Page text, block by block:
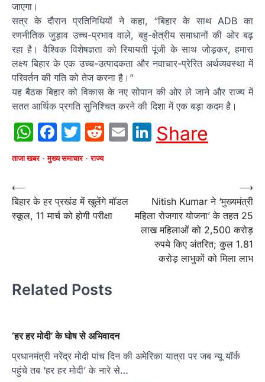
जाएगा।
सत्र के दौरान प्रतिनिधियों ने कहा, “बिहार के साथ ADB का
रणनीतिक जुड़ाव उच्च-प्रभाव वाले, बहु-क्षेत्रीय समाधानों की ओर बढ़
रहा है। वैश्विक विशेषज्ञता को रियायती पूंजी के साथ जोड़कर, हमारा
लक्ष्य बिहार के एक उच्च-उत्पादकता और नवाचार-प्रेरित अर्थव्यवस्था में
परिवर्तन की गति को तेज करना है।”
यह बैठक बिहार को विकास के नए सोपान की ओर ले जाने और राज्य में
सतत आर्थिक प्रगति सुनिश्चित करने की दिशा में एक बड़ा कदम है।
WhatsApp
Facebook
Twitter
Reddit
EmailLinkedIn
Share
ताजा खबर मुख्य समाचार राज्य
Post
navigation
⟵
बिहार के हर प्रखंड में खुलेंगे मॉडल
स्कूल, 11 मार्च को होगी परीक्षा
Nitish Kumar ने ‘मुख्यमंत्री
महिला रोजगार योजना’ के तहत 25
लाख महिलाओं को 2,500 करोड़
रुपये किए अंतरित; कुल 1.81
करोड़ लाभुकों को मिला लाभ
⟶
Related Posts
‘हर हर मोदी’ के घोष से अभिवादन
प्रधानमंत्री नरेंद्र मोदी पांच दिन की अमेरिका यात्रा पर जब न्यू यॉर्क
पहुंचे तब ‘हर हर मोदी’ के नारे से…